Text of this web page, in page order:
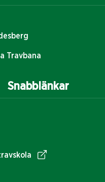
Snabblänkar
Travbana